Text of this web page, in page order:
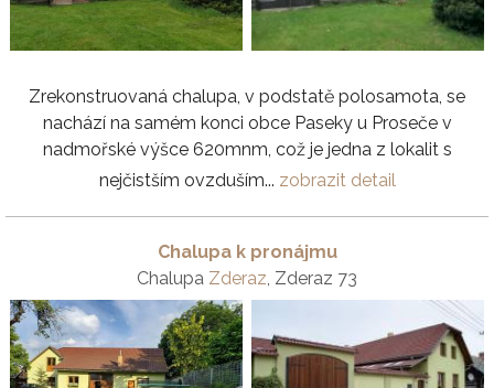
Zrekonstruovaná chalupa, v podstatě polosamota, se
nachází na samém konci obce Paseky u Proseče v
nadmořské výšce 620mnm, což je jedna z lokalit s
nejčistším ovzduším... zobrazit detail
Chalupa k pronájmu
Chalupa Zderaz, Zderaz 73